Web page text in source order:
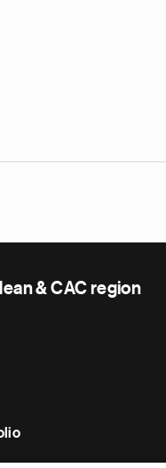
& CAC region